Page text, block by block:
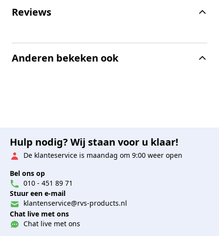
Reviews
Anderen bekeken ook
Hulp nodig? Wij staan voor u klaar!
De klanteservice is maandag om 9:00 weer open
Bel ons op
010 - 451 89 71
Stuur een e-mail
klantenservice@rvs-products.nl
Chat live met ons
Chat live met ons